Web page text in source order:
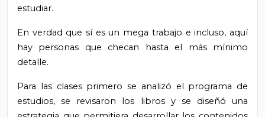
estudiar.
En verdad que sí es un mega trabajo e incluso, aquí
hay personas que checan hasta el más mínimo
detalle.
Para las clases primero se analizó el programa de
estudios, se revisaron los libros y se diseñó una